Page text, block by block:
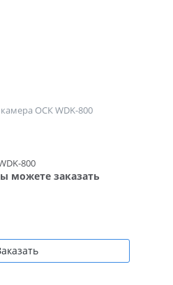
ОСК WDK-800
800
можете заказать